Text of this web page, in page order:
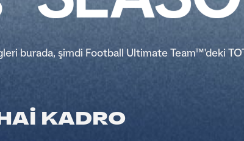
burada, şimdi Football Ultimate Team™'deki
KADRO